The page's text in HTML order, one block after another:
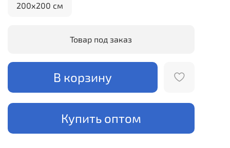
Товар под заказ
В корзину
Купить оптом
200х200 см